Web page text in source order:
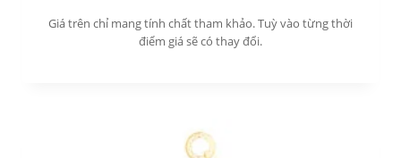
Giá trên chỉ mang tính chất tham khảo. Tuỳ vào từng thời
điểm giá sẽ có thay đổi.